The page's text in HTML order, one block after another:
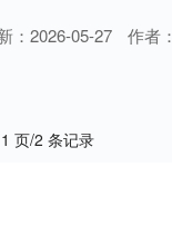
：2026-05-27
作者
页/2 条记录